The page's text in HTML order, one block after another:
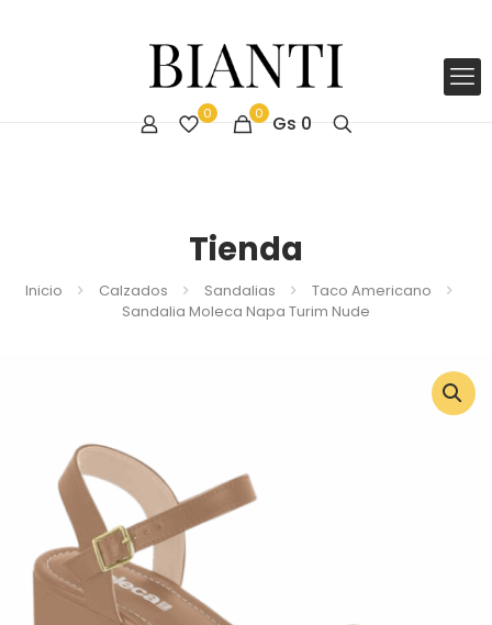
0 0 Gs 0
Tienda
Inicio Calzados Sandalias
Taco Americano
Sandalia Moleca Napa Turim Nude